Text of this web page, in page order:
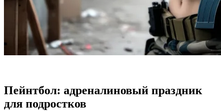
Пейнтбол: адреналиновый праздник
для подростков